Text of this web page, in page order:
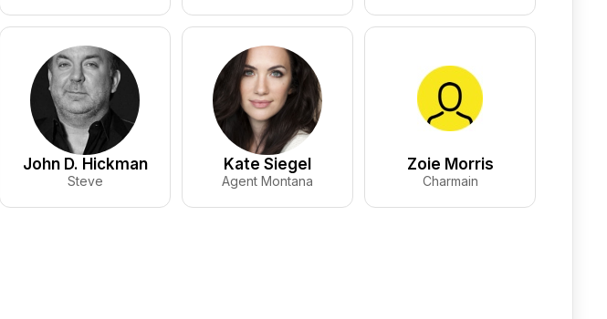
John D. Hickman
Steve
Kate Siegel
Agent Montana
Zoie Morris
Charmain